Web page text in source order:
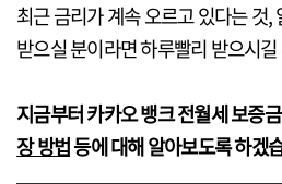
최근 금리가 계속 오르고 있다는 것,
받으실 분이라면 하루빨리 받으시
지금부터 카카오 뱅크 전월세 보증금
장 방법등에 대해 알아보도록 하겠